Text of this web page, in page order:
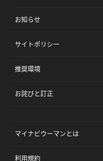
お知らせ
サイトポリシー
推奨環境
お詫びと訂正
マイナビウーマンとは
利用規約